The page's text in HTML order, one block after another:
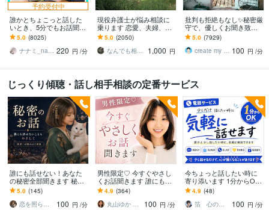
予約受付中
誰かとちょこっと話した
いとき、5分でもお話聞き
ます 疲れた～、でもカウ
ンセリングじゃない、な
んとなく雑談聞いて～
5.0 (8025)
ナナミ_nanami 220 円 /分
現役弁護士が悩み相談に
乗ります 恋愛、夫婦、学
校、会社、お金，単なる
愚痴など何でもOK！
5.0 (2050)
なんでも相談員
1,000 円
批判も拒絶もなし✨秘密厳
守で、優しくお聞き致し
ます ✨お試し１分から✨
違うかな？と思ったら途
中で切って構いません
5.0 (7929)
create my life 100 円 /分
じっくり傾聴・話し相手相談の定番サービス
誰にも話せない！あなた
の秘密全部聞きます 秘密
厳守♡複雑恋愛、性のお
悩み、人間関係などなん
でも話して♡
5.0 (145)
恋を照らす夜桜タロット＊桜夜 おはる
100 円 /分
男性限定♡ 今すぐやさし
くお話聞きます 誰にも話
せない話/でも誰かに聞い
てほしい話
4.9 (364)
丸山ゆか やさしい話し相手
100 円 /分
今ちょっと話したい時に
寄り添います 1分からOK
｜雑談も気持ちの整理も
大丈夫
4.9 (48)
箔 心の相談室
100 円 /分